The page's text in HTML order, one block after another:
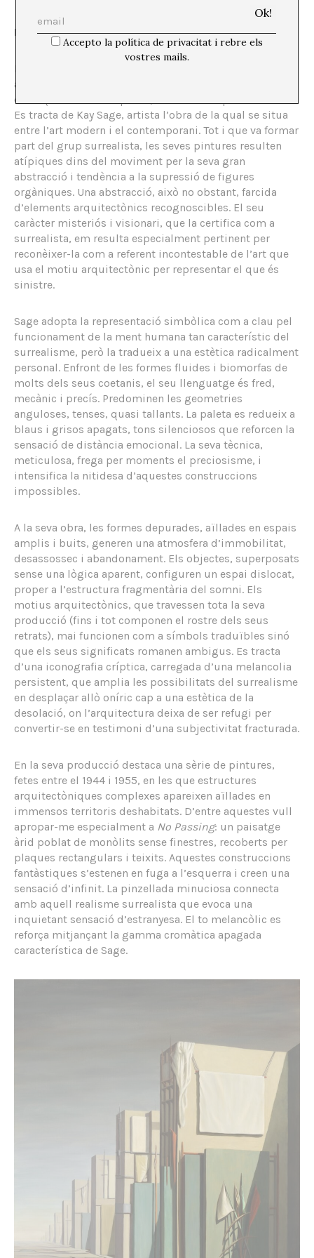
Kay Sage,No Passing
Per acabar, defensaré amb fermesa la inclusió d’una
artista, que pot no semblar evident en aquest text, però
de la qual us en vull parlar; a veure si us puc convèncer.
Es tracta de Kay Sage, artista l’obra de la qual se situa
entre l’art modern i el contemporani. Tot i que va formar
part del grup surrealista, les seves pintures resulten
atípiques dins del moviment per la seva gran
abstracció i tendència a la supressió de figures
orgàniques. Una abstracció, això no obstant, farcida
d’elements arquitectònics recognoscibles. El seu
caràcter misteriós i visionari, que la certifica com a
surrealista, em resulta especialment pertinent per
reconèixer-la com a referent incontestable de l’art que
usa el motiu arquitectònic per representar el que és
sinistre.
Sage adopta la representació simbòlica com a clau pel
funcionament de la ment humana tan característic del
surrealisme, però la tradueix a una estètica radicalment
personal. Enfront de les formes fluides i biomorfas de
molts dels seus coetanis, el seu llenguatge és fred,
mecànic i precís. Predominen les geometries
anguloses, tenses, quasi tallants. La paleta es redueix a
blaus i grisos apagats, tons silenciosos que reforcen la
sensació de distància emocional. La seva tècnica,
meticulosa, frega per moments el preciosisme, i
intensifica la nitidesa d’aquestes construccions
impossibles.
A la seva obra, les formes depurades, aïllades en espais
amplis i buits, generen una atmosfera d’immobilitat,
desassossec i abandonament. Els objectes, superposats
sense una lògica aparent, configuren un espai dislocat,
proper a l’estructura fragmentària del somni. Els
motius arquitectònics, que travessen tota la seva
producció (fins i tot componen el rostre dels seus
retrats), mai funcionen com a símbols traduïbles sinó
que els seus significats romanen ambigus. Es tracta
d’una iconografia críptica, carregada d’una melancolia
persistent, que amplia les possibilitats del surrealisme
en desplaçar allò oníric cap a una estètica de la
desolació, on l’arquitectura deixa de ser refugi per
convertir-se en testimoni d’una subjectivitat fracturada.
En la seva producció destaca una sèrie de pintures,
fetes entre el 1944 i 1955, en les que estructures
arquitectòniques complexes apareixen aïllades en
immensos territoris deshabitats. D’entre aquestes vull
apropar-me especialment a No Passing: un paisatge
àrid poblat de monòlits sense finestres, recoberts per
plaques rectangulars i teixits. Aquestes construccions
fantàstiques s’estenen en fuga a l’esquerra i creen una
sensació d’infinit. La pinzellada minuciosa connecta
amb aquell realisme surrealista que evoca una
inquietant sensació d’estranyesa. El to melancòlic es
reforça mitjançant la gamma cromàtica apagada
característica de Sage.
Accepto la política de privacitat i rebre els
vostres mails.